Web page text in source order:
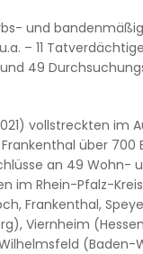
und
– 11
49
vollstreckten im
über 700
an 49 Wohn-
im Rhein-Pfalz-
Frankenthal,
Viernheim
(Baden-